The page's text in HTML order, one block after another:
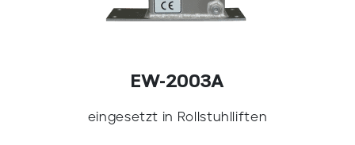
EW-2003A
eingesetzt in Rollstuhlliften